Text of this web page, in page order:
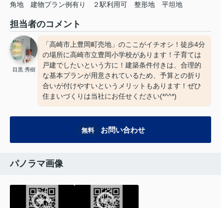
角地 建物プラン例有り ２駅利用可 整形地 平坦地
担当者のコメント
目黒 秀樹
「高崎市上豊岡町売地」のここがイチオシ！徒歩4分
の場所に高崎市立豊岡小学校があります！子育ては
戸建でしたいという方に！建築条件付きは、合理的
な基本プランが用意されているため、予算との折り
合いが付けやすいというメリットもあります！ぜひ
住まいづくりは当社にお任せください(*^^*)
無料 お問い合わせ
パノラマ画像